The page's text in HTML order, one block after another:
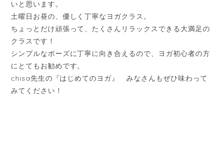
いと思います。
土曜日お昼の、優しく丁寧なヨガクラス。
ちょっとだけ頑張って、たくさんリラックスできる大満足の
クラスです！
シンプルなポーズに丁寧に向き合えるので、ヨガ初心者の方
にとてもお勧めです。
chisa先生の『はじめてのヨガ』 みなさんもぜひ味わって
みてください！